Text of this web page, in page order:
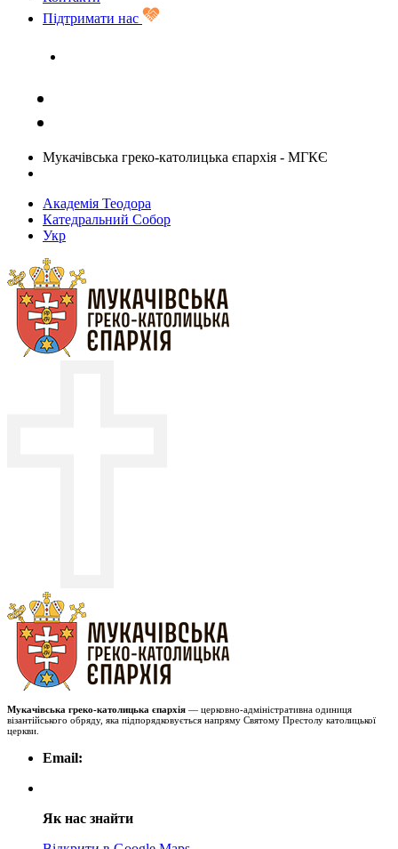
Підтримати нас
Мукачівська греко-католицька єпархія - МГКЄ
Академія Теодора
Катедральний Собор
Укр
Мукачівська греко-католицька єпархія — церковно-адміністративна одиниця
візантійського обряду, яка підпорядковується напряму Святому Престолу католицької
церкви.
Email:
Як нас знайти